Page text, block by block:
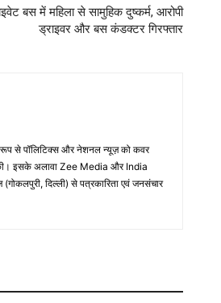
बस में महिला से सामुहिक दुष्कर्म, आरोपी
ड्राइवर और बस कंडक्टर गिरफ्तार
से पॉलिटिक्स और नेशनल न्यूज़ को कवर
इसके अलावा Zee Media और India
दिल्ली) से पत्रकारिता एवं जनसंचार